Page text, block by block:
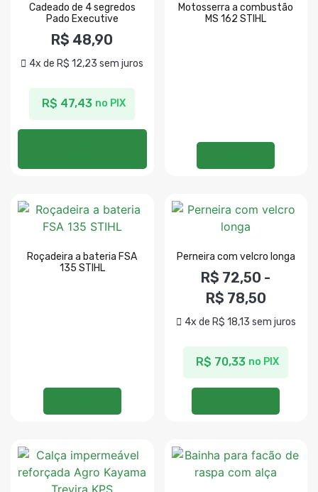
Cadeado de 4 segredos
Pado Executive
R$ 48,90
4x de R$ 12,23 sem juros
R$ 47,43 no PIX
Motosserra a combustão
MS 162 STIHL
Roçadeira a bateria FSA
135 STIHL
Perneira com velcro longa
R$ 72,50 -
R$ 78,50
4x de R$ 18,13 sem juros
R$ 70,33 no PIX